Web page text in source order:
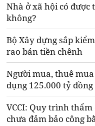
Nhà ở xã hội có được
không?
Bộ Xây dựng sắp
rao bán tiền chênh
Người mua, thuê
dụng 125.000 tỷ đồng
VCCI: Quy trình
chưa đảm bảo công